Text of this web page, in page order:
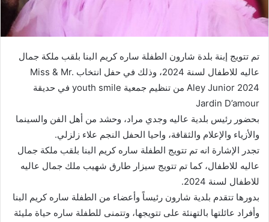
تم تتويج إبنة بلدة شارون الطفلة ساره كريم البنا بلقب ملكة جمال
عاليه للاطفال لسنة 2024، وذلك في حفل انتخاب Miss & Mr.
Aley Junior 2024 من تنظيم جمعية youth smile في حديقة
Jardin D’amour
بحضور رئيس بلدية عاليه وجدي مراد، وحشد من أهل الفن والسينما
والأزياء والإعلام والثقافة، واحيا الحفل النجم علاء زلزلي.
تجدر الإشارة انه تم تتويج الطفلة ساره كريم البنا بلقب ملكة جمال
عاليه للاطفال، كما تم تتويج سيزار طارق شهيب ملك جمال عاليه
للاطفال لسنة 2024.
بدورها تتقدم بلدية شارون رئيساً وأعضاء من الطفلة ساره كريم البنا
وأفراد عائلتها بالتهنئة على تتويجها، وتتمنى للطفلة ساره حياة مليئة